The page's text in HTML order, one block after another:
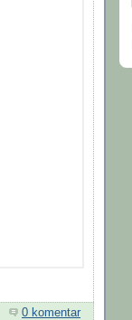
0 komentar